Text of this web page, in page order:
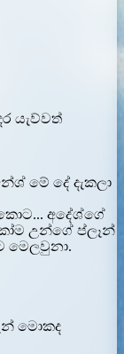
යැව්වත්
මේ දේ දැකලා
අදේශ්ගේ
උන්ගේ ප්ලෑන්
මෙලවුනා.
මොකද